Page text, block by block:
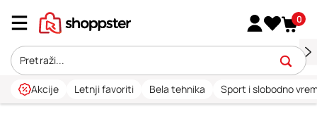
0
Akcije Letnji favoriti Bela tehnika Sport i slobodno